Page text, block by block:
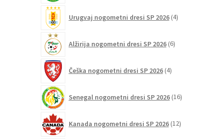
Urugvaj nogometni dresi SP 2026 4izdelki
Alžirija nogometni dresi SP 2026 6izdelkov
Češka nogometni dresi SP 2026 4izdelki
Senegal nogometni dresi SP 2026 16izdelkov
Kanada nogometni dresi SP 2026 12izdelkov